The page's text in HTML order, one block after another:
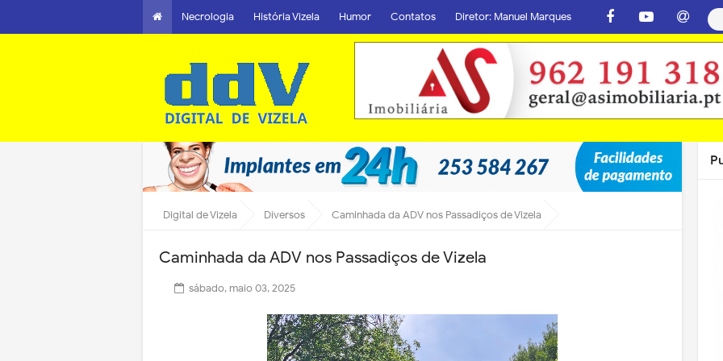
Necrologia História Vizela Humor Contatos Diretor: Manuel Marques
Digital de Vizela Diversos Caminhada da ADV nos Passadiços de Vizela
Caminhada da ADV nos Passadiços de Vizela
sábado, maio 03, 2025